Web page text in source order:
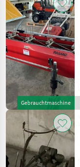
Gebrauchtmaschine